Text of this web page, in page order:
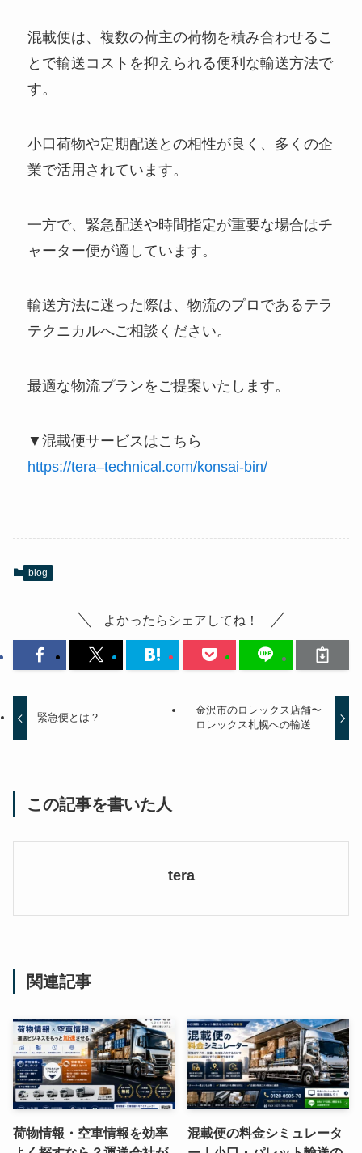
混載便は、複数の荷主の荷物を積み合わせるこ
とで輸送コストを抑えられる便利な輸送方法で
す。
小口荷物や定期配送との相性が良く、多くの企
業で活用されています。
一方で、緊急配送や時間指定が重要な場合はチ
ャーター便が適しています。
輸送方法に迷った際は、物流のプロであるテラ
テクニカルへご相談ください。
最適な物流プランをご提案いたします。
▼混載便サービスはこちら
https://tera–technical.com/konsai-bin/
blog
よかったらシェアしてね！
緊急便とは？
金沢市のロレックス店舗〜
ロレックス札幌への輸送
この記事を書いた人
tera
関連記事
荷物情報・空車情報を効率
混載便の料金シミュレータ